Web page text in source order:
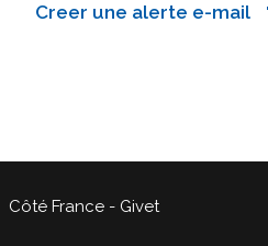
Creer une alerte e-mail
Côté France - Givet